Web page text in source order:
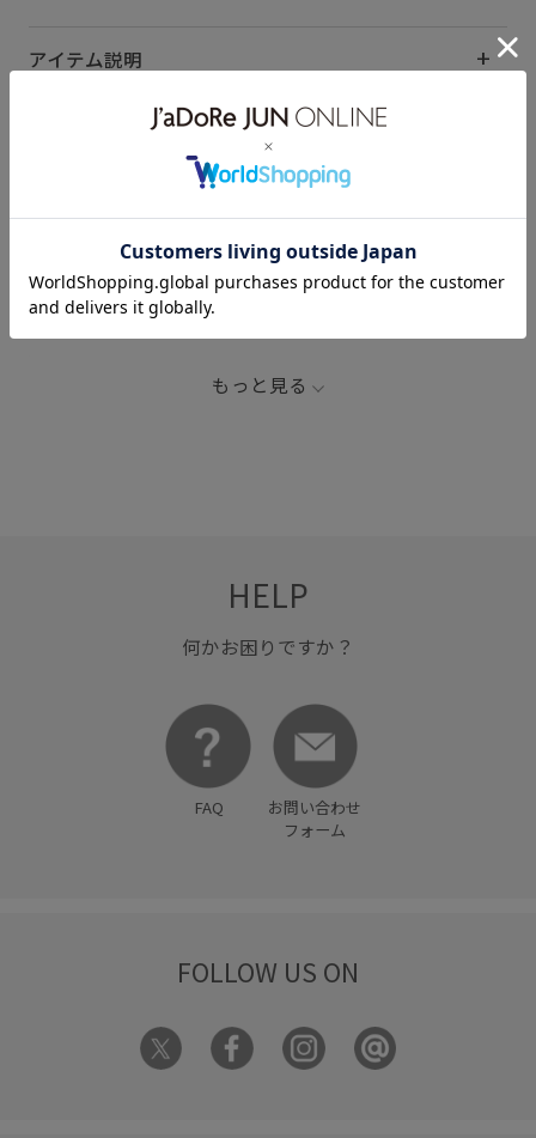
アイテム説明
サイズ・素材・お手入れ方法
関連タグ
2026_18W_BO GUIDI シューズ タウンユース
バランスが良い
もっと見る
HELP
何かお困りですか？
FAQ
お問い合わせ
フォーム
FOLLOW US ON